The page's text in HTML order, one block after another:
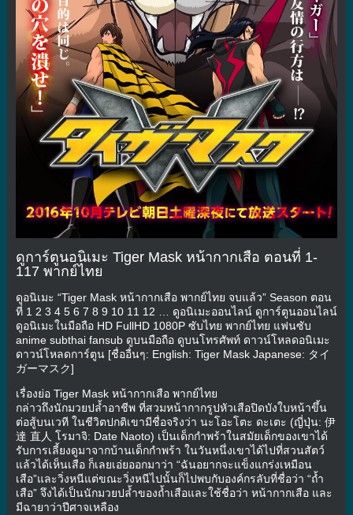
ดูการ์ตูนอนิเมะ Tiger Mask หน้ากากเสือ ตอนที่ 1-
117 พากย์ไทย
ดูอนิเมะ “Tiger Mask หน้ากากเสือ พากย์ไทย จบแล้ว” Season ตอน
ที่ 1 2 3 4 5 6 7 8 9 10 11 12 … ดูอนิเมะออนไลน์ ดูการ์ตูนออนไลน์
ดูอนิเมะในมือถือ HD FullHD 1080P ซับไทย พากย์ไทย แฟนซับ
anime subthai fansub ดูบนมือถือ ดูบนโทรศัพท์ ดาวน์โหลดอนิเมะ
ดาวน์โหลดการ์ตูน [ชื่ออื่นๆ: English: Tiger Mask Japanese: タイ
ガーマスク]
เรื่องย่อ Tiger Mask หน้ากากเสือ พากย์ไทย
กล่าวถึงนักมวยปล้ำอาชีพ ที่สวมหน้ากากรูปหัวเสือปิดบังใบหน้าขึ้น
ต่อสู้บนเวที ในชีวิตปกติเขามีชื่อจริงว่า นะโอะโตะ ดะเตะ (ญี่ปุ่น: 伊
達 直人 โรมาจิ: Date Naoto) เป็นเด็กกำพร้าในสมัยเด็กของเขาได้
รับการเลี้ยงดูมาจากบ้านเด็กกำพร้า ในวันหนึ่งเขาได้ไปที่สวนสัตว์
แล้วได้เห็นเสือ ก็เลยเอ่ยออกมาว่า “ฉันอยากจะแข็งแกร่งเหมือน
เสือ”และวิ่งหนีแต่ขณะวิ่งหนีไปนั้นก็ไปพบกับองค์กรลับที่ชื่อว่า “ถ้ำ
เสือ” จึงได้เป็นนักมวยปล้ำของถ้ำเสือและใช้ชื่อว่า หน้ากากเสือ และ
มีฉายาว่าปีศาจเหลือง